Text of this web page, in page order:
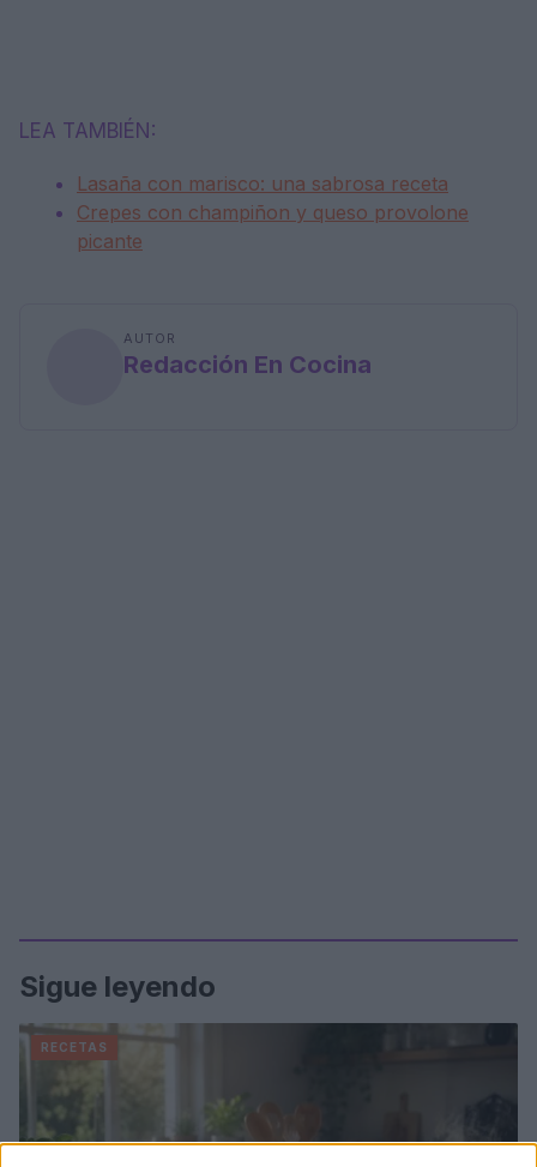
LEA TAMBIÉN:
Lasaña con marisco: una sabrosa receta
Crepes con champiñon y queso provolone
picante
AUTOR
Redacción En Cocina
Sigue leyendo
RECETAS